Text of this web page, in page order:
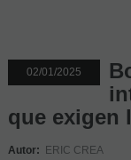
02/01/2025
que exigen
Autor: ERIC CREA